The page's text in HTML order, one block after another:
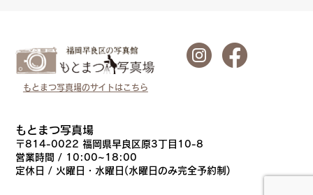
もとまつ写真場のサイトはこちら
もとまつ写真場
〒814-0022 福岡県早良区原3丁目10-8
営業時間 / 10:00~18:00
定休日 / 火曜日・水曜日(水曜日のみ完全予約制)